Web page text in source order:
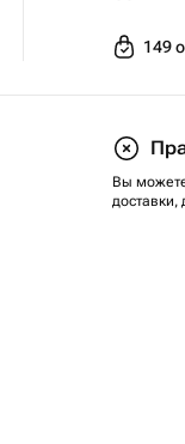
149
Вы
доставки,